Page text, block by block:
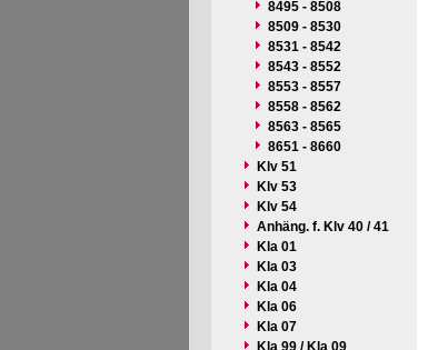
8495 - 8508
8509 - 8530
8531 - 8542
8543 - 8552
8553 - 8557
8558 - 8562
8563 - 8565
8651 - 8660
Klv 51
Klv 53
Klv 54
Anhäng. f. Klv 40 / 41
Kla 01
Kla 03
Kla 04
Kla 06
Kla 07
Kla 99 / Kla 09